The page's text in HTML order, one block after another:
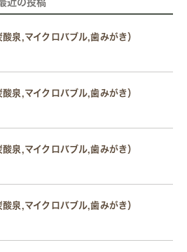
近の投稿
泉,マイクロバブル,歯みがき）
泉,マイクロバブル,歯みがき）
泉,マイクロバブル,歯みがき）
泉,マイクロバブル,歯みがき）